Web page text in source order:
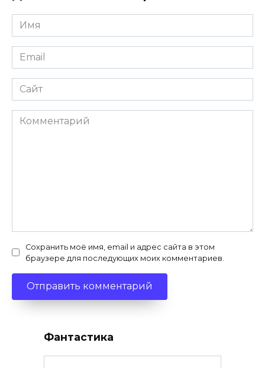
Имя
*
Email
*
Сайт
Комментарий
Сохранить моё имя, email и адрес сайта в этом
браузере для последующих моих комментариев.
Фантастика